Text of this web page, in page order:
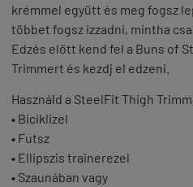
krémmel együtt és meg fogsz
többet fogsz izzadni, mintha
Edzés előtt kend fel a Buns of
Trimmert és kezdj el edzeni.
Használd a SteelFit Thigh
• Biciklizel
• Futsz
• Ellipszis trainerezel
• Szaunában vagy